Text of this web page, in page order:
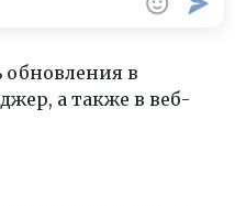
обновления в
а также в веб-